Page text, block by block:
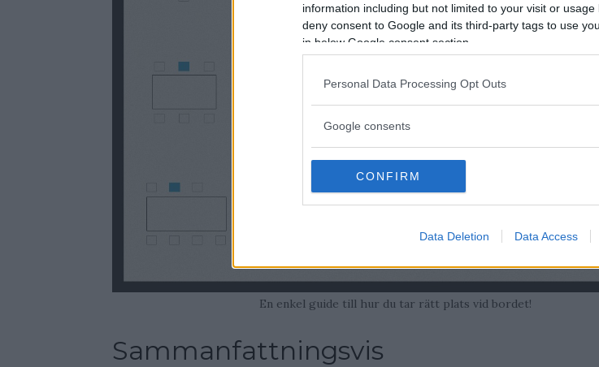
information including but not limited to your visit or
deny consent to Google and its third-party tags to use
in below Google consent section.
Personal Data Processing Opt Outs
Google consents
CONFIRM
Data Deletion Data Access
En enkel guide till hur du tar rätt plats vid bordet!
Sammanfattningsvis